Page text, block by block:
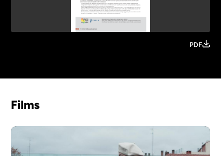
PDF
Films